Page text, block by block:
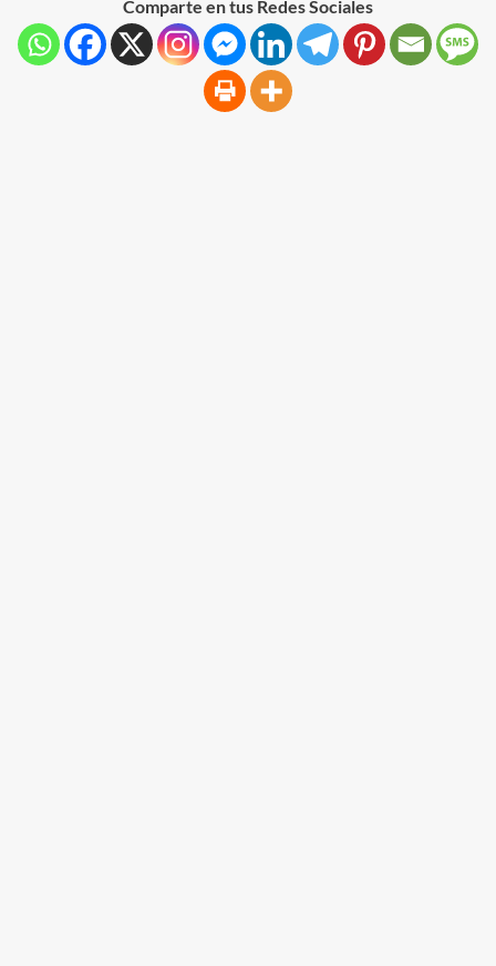
Comparte en tus Redes Sociales